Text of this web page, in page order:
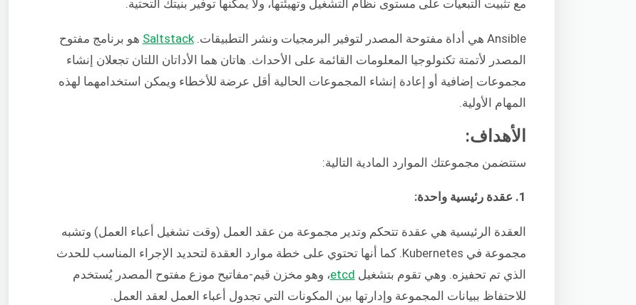
مع تثبيت التبعيات على مستوى نظام التشغيل وتهيئتها، ولا يمكنها توفير بنيتك التحتية.
Ansible هي أداة مفتوحة المصدر لتوفير البرمجيات ونشر التطبيقات. Saltstack هو برنامج مفتوح
المصدر لأتمتة تكنولوجيا المعلومات القائمة على الأحداث. هاتان هما الأداتان اللتان تجعلان إنشاء
مجموعات إضافية أو إعادة إنشاء المجموعات الحالية أقل عرضة للأخطاء ويمكن استخدامهما لهذه
المهام الأولية.
الأهداف:
ستتضمن مجموعتك الموارد المادية التالية:
1. عقدة رئيسية واحدة:
العقدة الرئيسية هي عقدة تتحكم وتدير مجموعة من عقد العمل (وقت تشغيل أعباء العمل) وتشبه
مجموعة في Kubernetes. كما أنها تحتوي على خطة موارد العقدة لتحديد الإجراء المناسب للحدث
الذي تم تحفيزه. وهي تقوم بتشغيل etcd، وهو مخزن قيم-مفاتيح موزع مفتوح المصدر يُستخدم
للاحتفاظ ببيانات المجموعة وإدارتها بين المكونات التي تجدول أعباء العمل لعقد العمل.